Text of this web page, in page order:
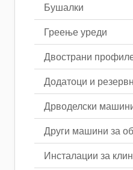
Бушалки
Греење уреди
Двострани
Додатоци и
Дрводелски
Други машини за
Инсталации за